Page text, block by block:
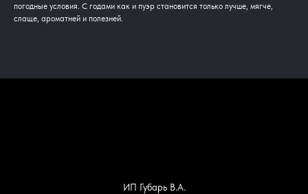
погодные условия. С годами как и пуэр становится только лучше, мягче,
слаще, ароматней и полезней.
ИП Губарь В.А.